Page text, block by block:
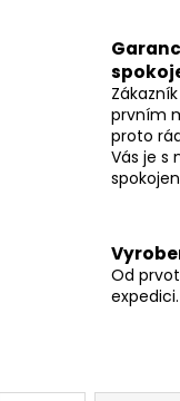
prvním
proto
Vás je s
Od
expedici.